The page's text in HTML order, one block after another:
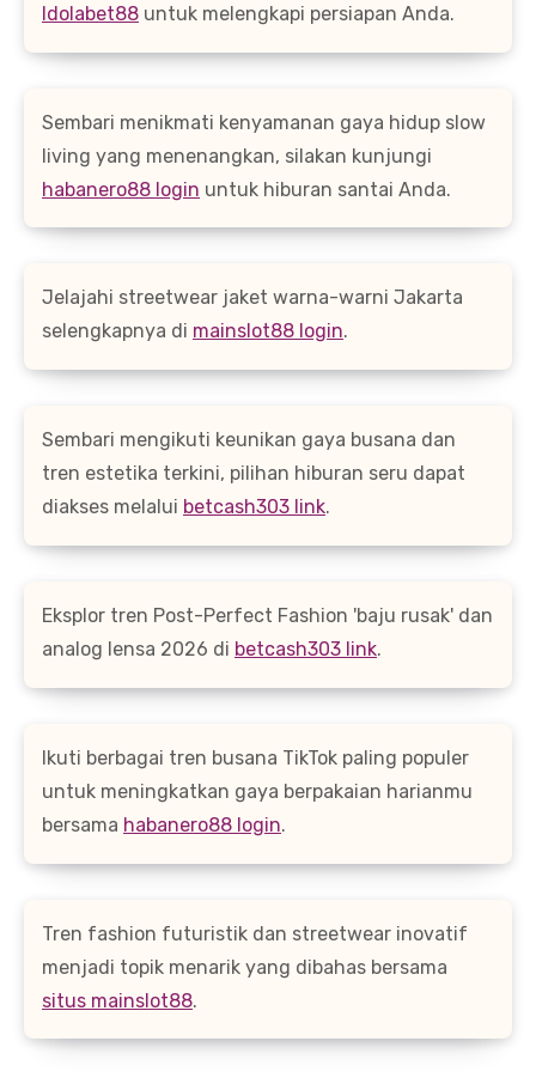
Idolabet88 untuk melengkapi persiapan Anda.
Sembari menikmati kenyamanan gaya hidup slow
living yang menenangkan, silakan kunjungi
habanero88 login untuk hiburan santai Anda.
Jelajahi streetwear jaket warna-warni Jakarta
selengkapnya di mainslot88 login.
Sembari mengikuti keunikan gaya busana dan
tren estetika terkini, pilihan hiburan seru dapat
diakses melalui betcash303 link.
Eksplor tren Post-Perfect Fashion 'baju rusak' dan
analog lensa 2026 di betcash303 link.
Ikuti berbagai tren busana TikTok paling populer
untuk meningkatkan gaya berpakaian harianmu
bersama habanero88 login.
Tren fashion futuristik dan streetwear inovatif
menjadi topik menarik yang dibahas bersama
situs mainslot88.